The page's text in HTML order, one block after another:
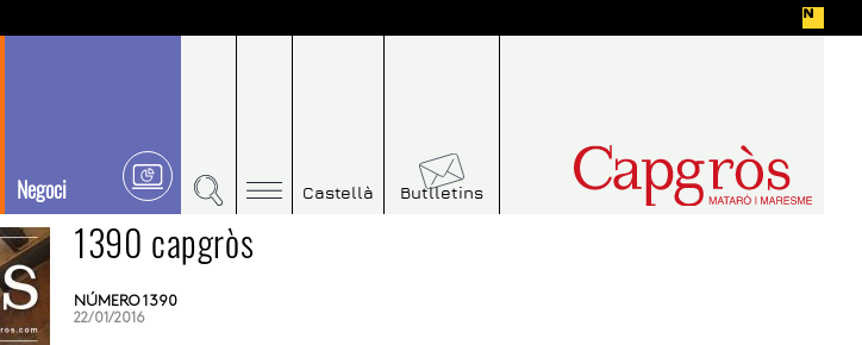
Negoci Castellà Butlletins
1390 capgròs
NÚMERO 1390
22/01/2016